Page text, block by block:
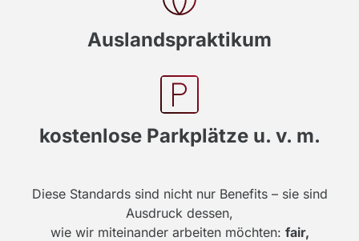
Auslandspraktikum
kostenlose Parkplätze u. v. m.
Diese Standards sind nicht nur Benefits – sie sind
Ausdruck dessen,
wie wir miteinander arbeiten möchten: fair,